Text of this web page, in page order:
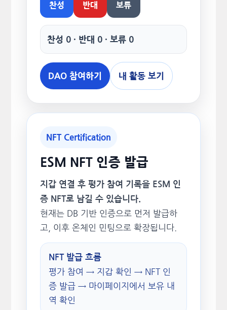
찬성 반대 보류
찬성 0 · 반대 0 · 보류 0
DAO 참여하기 내 활동 보기
NFT Certification
ESM NFT 인증 발급
지갑 연결 후 평가 참여 기록을 ESM 인
증 NFT로 남길 수 있습니다.
현재는 DB 기반 인증으로 먼저 발급하
고, 이후 온체인 민팅으로 확장됩니다.
NFT 발급 흐름
평가 참여 → 지갑 확인 → NFT 인
증 발급 → 마이페이지에서 보유 내
역 확인